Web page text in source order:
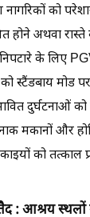
नागरिकों को
होने अथवा
के लिए
स्टैंडबाय मोड
दुर्घटनाओं
मकानों और
को तत्काल
: आश्रय